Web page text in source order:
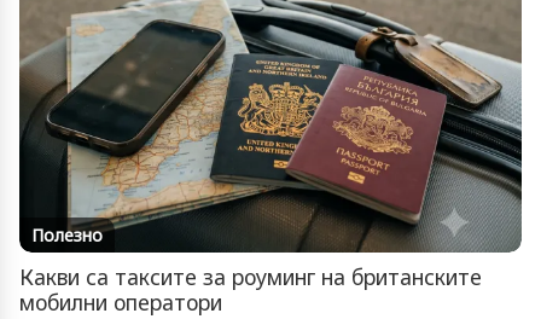
Полезно
Какви са таксите за роуминг на британските
мобилни оператори